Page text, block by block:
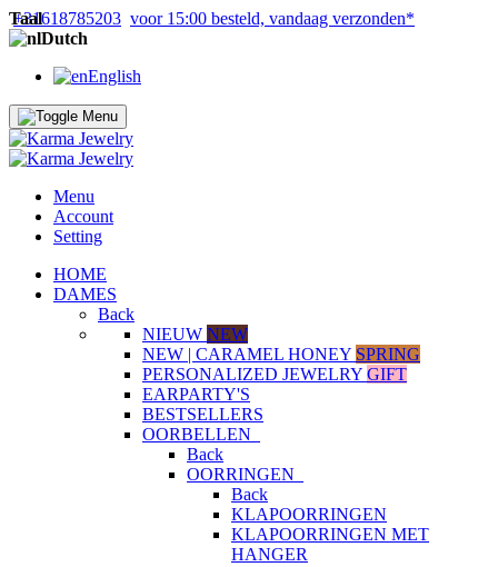
+31618785203 voor 15:00 besteld, vandaag verzonden*
Taal
Dutch
English
Menu
Account
Setting
HOME
DAMES
Back
NIEUW NEW
NEW | CARAMEL HONEY SPRING
PERSONALIZED JEWELRY GIFT
EARPARTY'S
BESTSELLERS
OORBELLEN
Back
OORRINGEN
Back
KLAPOORRINGEN
KLAPOORRINGEN MET
HANGER